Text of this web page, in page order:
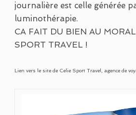
journalière est celle générée
luminothérapie.
CA FAIT DU BIEN AU
SPORT TRAVEL !
Lien vers le site de Celie Sport Travel , agence de